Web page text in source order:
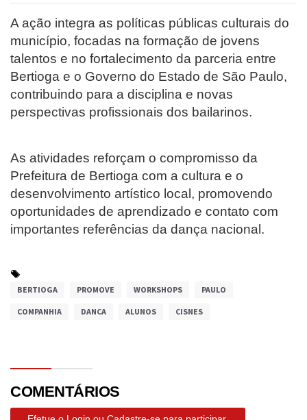
A ação integra as políticas públicas culturais do
município, focadas na formação de jovens
talentos e no fortalecimento da parceria entre
Bertioga e o Governo do Estado de São Paulo,
contribuindo para a disciplina e novas
perspectivas profissionais dos bailarinos.
As atividades reforçam o compromisso da
Prefeitura de Bertioga com a cultura e o
desenvolvimento artístico local, promovendo
oportunidades de aprendizado e contato com
importantes referências da dança nacional.
BERTIOGA PROMOVE WORKSHOPS PAULO
COMPANHIA DANCA ALUNOS CISNES
COMENTÁRIOS